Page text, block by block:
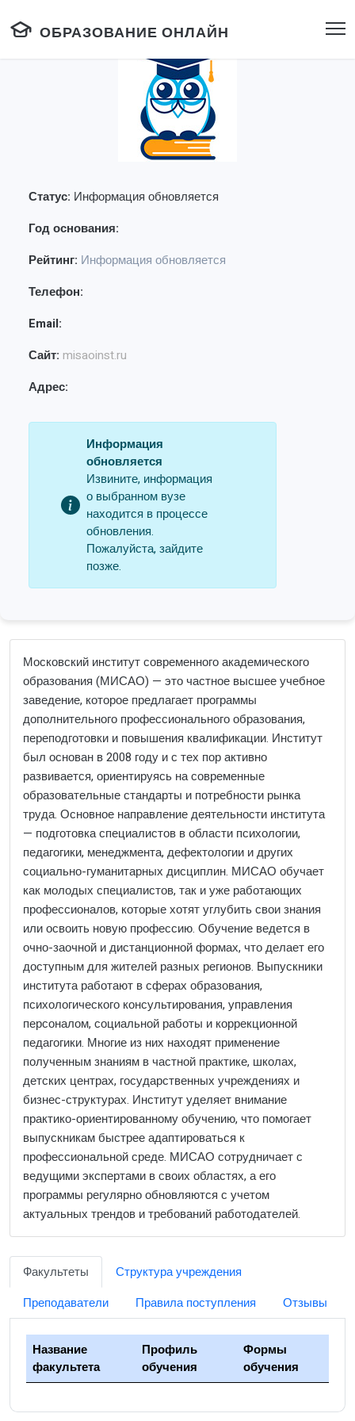
ОБРАЗОВАНИЕ ОНЛАЙН
Статус: Информация обновляется
Год основания:
Рейтинг: Информация обновляется
Телефон:
Email:
Сайт: misaoinst.ru
Адрес:
Информация
обновляется
Извините, информация
о выбранном вузе
находится в процессе
обновления.
Пожалуйста, зайдите
позже.
Московский институт современного академического
образования (МИСАО) — это частное высшее учебное
заведение, которое предлагает программы
дополнительного профессионального образования,
переподготовки и повышения квалификации. Институт
был основан в 2008 году и с тех пор активно
развивается, ориентируясь на современные
образовательные стандарты и потребности рынка
труда. Основное направление деятельности института
— подготовка специалистов в области психологии,
педагогики, менеджмента, дефектологии и других
социально-гуманитарных дисциплин. МИСАО обучает
как молодых специалистов, так и уже работающих
профессионалов, которые хотят углубить свои знания
или освоить новую профессию. Обучение ведется в
очно-заочной и дистанционной формах, что делает его
доступным для жителей разных регионов. Выпускники
института работают в сферах образования,
психологического консультирования, управления
персоналом, социальной работы и коррекционной
педагогики. Многие из них находят применение
полученным знаниям в частной практике, школах,
детских центрах, государственных учреждениях и
бизнес-структурах. Институт уделяет внимание
практико-ориентированному обучению, что помогает
выпускникам быстрее адаптироваться к
профессиональной среде. МИСАО сотрудничает с
ведущими экспертами в своих областях, а его
программы регулярно обновляются с учетом
актуальных трендов и требований работодателей.
Факультеты
Структура учреждения
Преподаватели
Правила поступления Отзывы
Название
факультета
Профиль
обучения
Формы
обучения